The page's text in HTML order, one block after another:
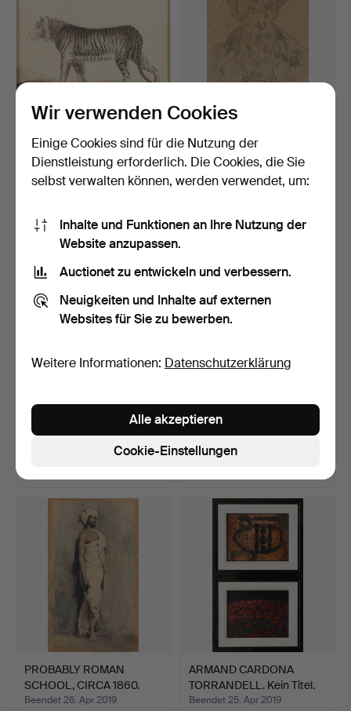
JAUME FERRER. ACTIVE
IN CATALONIA IN THE L…
Beendet 1. Mai 2019
FRANCISCO GIMENO.
Selbstportrait.
Beendet 1. Mai 2019
JOSEP MARIA MORATÓ
ARAGONÉS. Jugendliche.
Beendet 1. Mai 2019
RAMON CALSINA. Kein
Titel.
Beendet 1. Mai 2019
8 Gebote
PROBABLY ROMAN
SCHOOL, CIRCA 1860.
Arabisc…
Beendet 26. Apr 2019
ARMAND CARDONA
TORRANDELL. Kein Titel.
Beendet 25. Apr 2019
Wir verwenden Cookies
Einige Cookies sind für die Nutzung der
Dienstleistung erforderlich. Die Cookies, die Sie
selbst verwalten können, werden verwendet, um:
Inhalte und Funktionen an Ihre Nutzung der
Website anzupassen.
Auctionet zu entwickeln und verbessern.
Neuigkeiten und Inhalte auf externen
Websites für Sie zu bewerben.
Weitere Informationen: Datenschutzerklärung
Cookie-Einstellungen
Alle akzeptieren